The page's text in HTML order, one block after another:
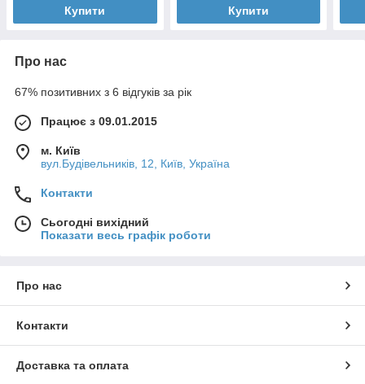
Купити Купити
Про нас
67% позитивних з 6 відгуків за рік
Працює з 09.01.2015
м. Київ
вул.Будівельників, 12, Київ, Україна
Контакти
Сьогодні вихідний
Показати весь графік роботи
Про нас
Контакти
Доставка та оплата